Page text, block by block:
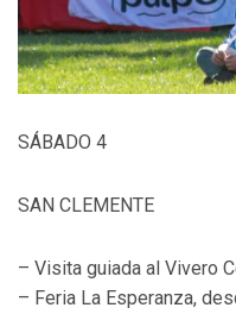
SÁBADO 4
SAN CLEMENTE
– Visita guiada al Vivero
– Feria La Esperanza,